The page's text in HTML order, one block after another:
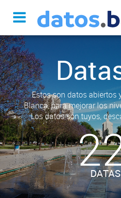
Estos son datos abiertos
Blanca, para mejorar los
Los datos son tuyos,